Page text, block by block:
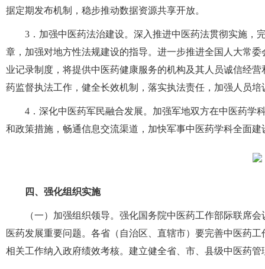
据定期发布机制，稳步推动数据资源共享开放。
3．加强中医药法治建设。深入推进中医药法贯彻实施，
章，加强对地方性法规建设的指导。进一步推进全国人大常
业记录制度，将提供中医药健康服务的机构及其人员诚信经
药监督执法工作，健全长效机制，落实执法责任，加强人员
4．深化中医药军民融合发展。加强军地双方在中医药学
和政策措施，畅通信息交流渠道，加快军事中医药学科全面
四、强化组织实施
（一）加强组织领导。强化国务院中医药工作部际联席
医药发展重要问题。各省（自治区、直辖市）要完善中医药
相关工作纳入政府绩效考核。建立健全省、市、县级中医药